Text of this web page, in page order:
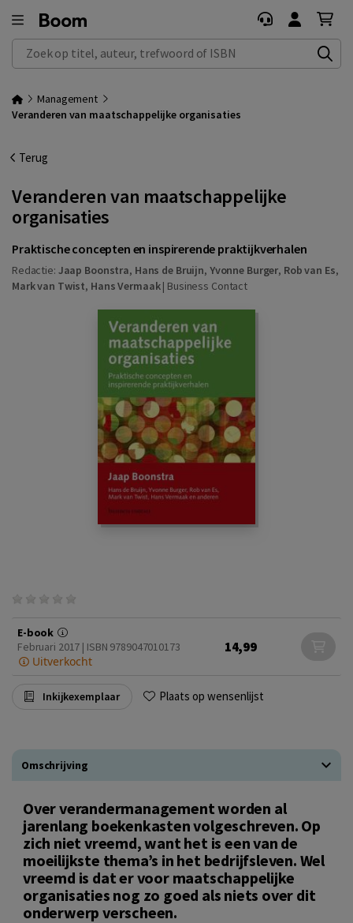
Zoek op titel, auteur, trefwoord of ISBN
Management
Veranderen van maatschappelijke organisaties
Terug
Veranderen van maatschappelijke
organisaties
Praktische concepten en inspirerende praktijkverhalen
Redactie: Jaap Boonstra, Hans de Bruijn, Yvonne Burger, Rob van Es,
Mark van Twist, Hans Vermaak| Business Contact
E-book
Februari 2017 | ISBN 9789047010173
Uitverkocht
14,99
Inkijkexemplaar Plaats op wensenlijst
Omschrijving
Over verandermanagement worden al
jarenlang boekenkasten volgeschreven. Op
zich niet vreemd, want het is een van de
moeilijkste thema’s in het bedrijfsleven. Wel
vreemd is dat er voor maatschappelijke
organisaties nog zo goed als niets over dit
onderwerp verscheen.